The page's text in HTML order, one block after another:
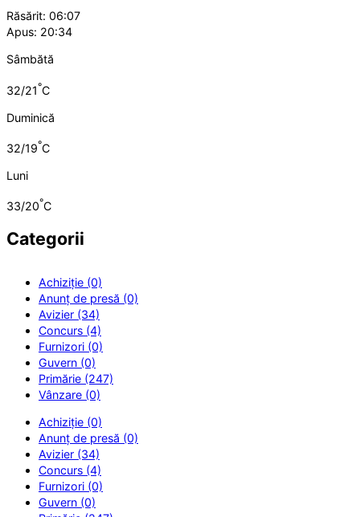
Răsărit: 06:07
Apus: 20:34
Sâmbătă
32/21°C
Duminică
32/19°C
Luni
33/20°C
Categorii
Achiziție (0)
Anunț de presă (0)
Avizier (34)
Concurs (4)
Furnizori (0)
Guvern (0)
Primărie (247)
Vânzare (0)
Achiziție (0)
Anunț de presă (0)
Avizier (34)
Concurs (4)
Furnizori (0)
Guvern (0)